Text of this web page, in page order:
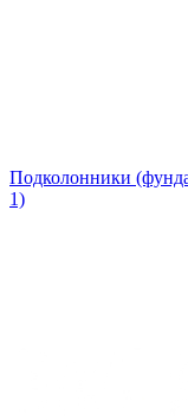
Подколонники
1)